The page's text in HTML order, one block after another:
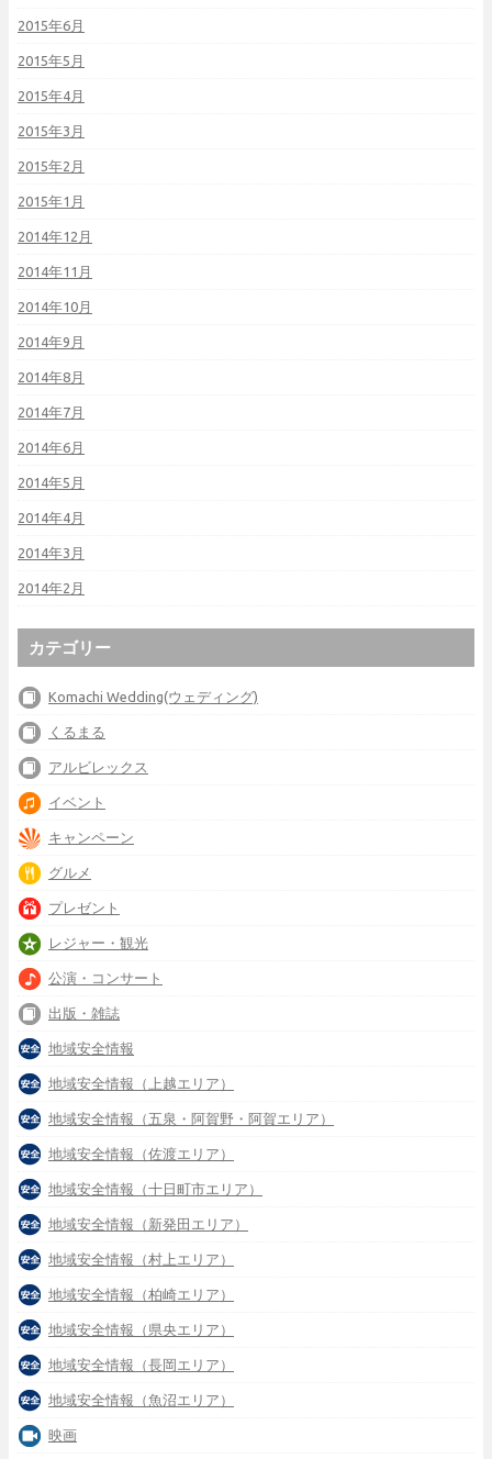
2015年6月
2015年5月
2015年4月
2015年3月
2015年2月
2015年1月
2014年12月
2014年11月
2014年10月
2014年9月
2014年8月
2014年7月
2014年6月
2014年5月
2014年4月
2014年3月
2014年2月
カテゴリー
Komachi Wedding(ウェディング)
くるまる
アルビレックス
イベント
キャンペーン
グルメ
プレゼント
レジャー・観光
公演・コンサート
出版・雑誌
地域安全情報
地域安全情報（上越エリア）
地域安全情報（五泉・阿賀野・阿賀エリア）
地域安全情報（佐渡エリア）
地域安全情報（十日町市エリア）
地域安全情報（新発田エリア）
地域安全情報（村上エリア）
地域安全情報（柏崎エリア）
地域安全情報（県央エリア）
地域安全情報（長岡エリア）
地域安全情報（魚沼エリア）
映画